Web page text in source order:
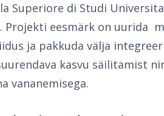
Superiore di Studi
Projekti eesmärk on uurida
ja pakkuda välja
kasvu säilitamist
vananemisega.